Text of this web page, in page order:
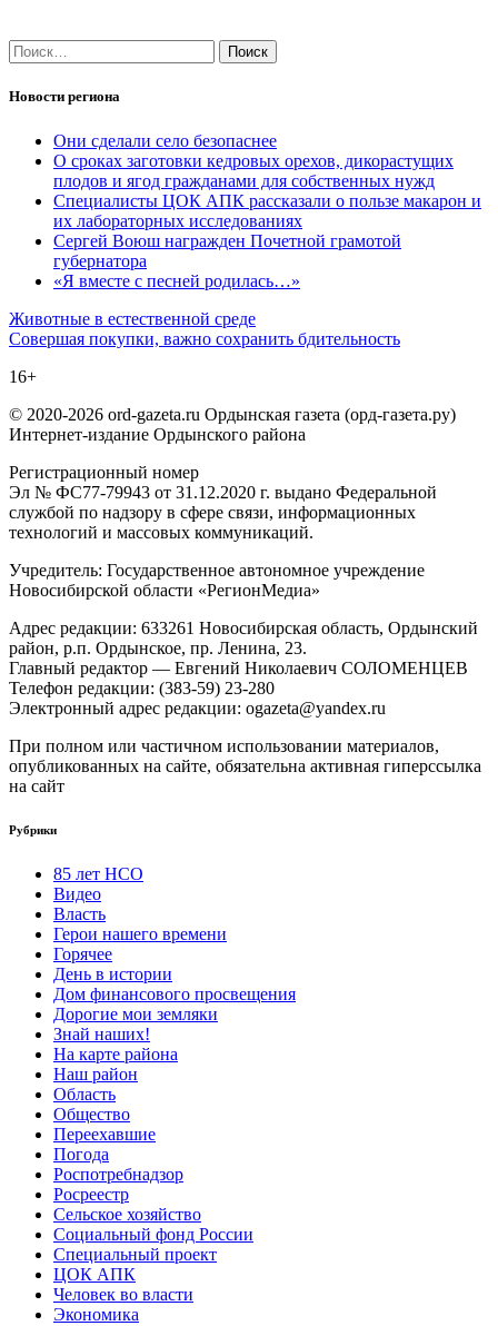
Найти:
Новости региона
Они сделали село безопаснее
О сроках заготовки кедровых орехов, дикорастущих
плодов и ягод гражданами для собственных нужд
Специалисты ЦОК АПК рассказали о пользе макарон и
их лабораторных исследованиях
Сергей Воюш награжден Почетной грамотой
губернатора
«Я вместе с песней родилась…»
Навигация
по
записям
Животные в естественной среде
Совершая покупки, важно сохранить бдительность
16+
© 2020-2026 ord-gazeta.ru Ордынская газета (орд-газета.ру)
Интернет-издание Ордынского района
Регистрационный номер
Эл № ФС77-79943 от 31.12.2020 г. выдано Федеральной
службой по надзору в сфере связи, информационных
технологий и массовых коммуникаций.
Учредитель: Государственное автономное учреждение
Новосибирской области «РегионМедиа»
Адрес редакции: 633261 Новосибирская область, Ордынский
район, р.п. Ордынское, пр. Ленина, 23.
Главный редактор — Евгений Николаевич СОЛОМЕНЦЕВ
Телефон редакции: (383-59) 23-280
Электронный адрес редакции: ogazeta@yandex.ru
При полном или частичном использовании материалов,
опубликованных на сайте, обязательна активная гиперссылка
на сайт
Рубрики
85 лет НСО
Видео
Власть
Герои нашего времени
Горячее
День в истории
Дом финансового просвещения
Дорогие мои земляки
Знай наших!
На карте района
Наш район
Область
Общество
Переехавшие
Погода
Роспотребнадзор
Росреестр
Сельское хозяйство
Социальный фонд России
Специальный проект
ЦОК АПК
Человек во власти
Экономика